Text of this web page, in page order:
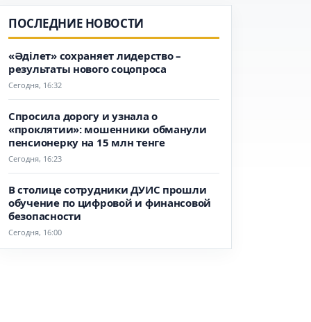
ПОСЛЕДНИЕ НОВОСТИ
«Әділет» сохраняет лидерство –
результаты нового соцопроса
Сегодня, 16:32
Спросила дорогу и узнала о
«проклятии»: мошенники обманули
пенсионерку на 15 млн тенге
Сегодня, 16:23
В столице сотрудники ДУИС прошли
обучение по цифровой и финансовой
безопасности
Сегодня, 16:00